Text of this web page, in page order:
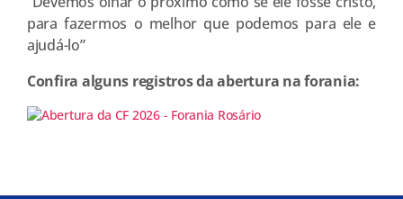
para fazermos o melhor que podemos para ele e
ajudá-lo”
Confira alguns registros da abertura na forania: